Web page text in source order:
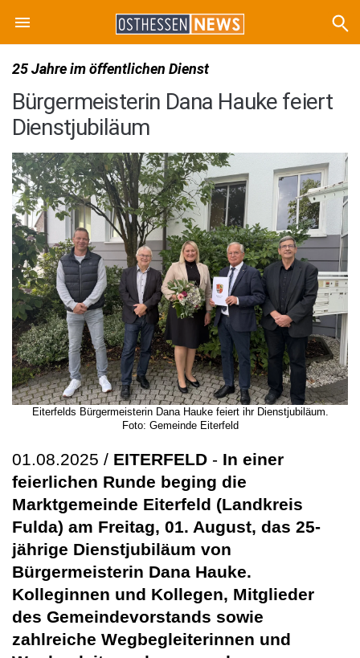
25 Jahre im öffentlichen Dienst
Bürgermeisterin Dana Hauke feiert
Dienstjubiläum
Eiterfelds Bürgermeisterin Dana Hauke feiert ihr Dienstjubiläum.
Foto: Gemeinde Eiterfeld
01.08.2025 / EITERFELD - In einer
feierlichen Runde beging die
Marktgemeinde Eiterfeld (Landkreis
Fulda) am Freitag, 01. August, das 25-
jährige Dienstjubiläum von
Bürgermeisterin Dana Hauke.
Kolleginnen und Kollegen, Mitglieder
des Gemeindevorstands sowie
zahlreiche Wegbegleiterinnen und